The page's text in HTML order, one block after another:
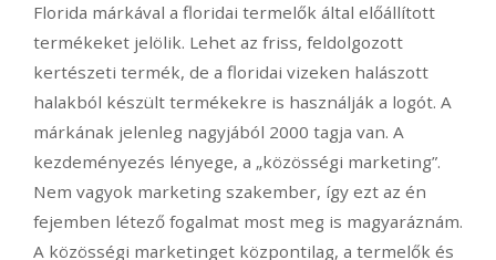
Florida márkával a floridai termelők által előállított
termékeket jelölik. Lehet az friss, feldolgozott
kertészeti termék, de a floridai vizeken halászott
halakból készült termékekre is használják a logót. A
márkának jelenleg nagyjából 2000 tagja van. A
kezdeményezés lényege, a „közösségi marketing”.
Nem vagyok marketing szakember, így ezt az én
fejemben létező fogalmat most meg is magyaráznám.
A közösségi marketinget központilag, a termelők és